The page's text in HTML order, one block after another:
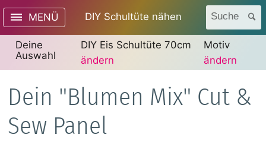
MENÜ DIY Schultüte nähen Suche
Deine
Auswahl
DIY Eis Schultüte 70cm
ändern
Motiv
ändern
Dein "Blumen Mix" Cut &
Sew Panel